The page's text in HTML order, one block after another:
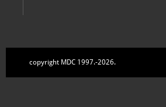
copyright MDC 1997.-2026.